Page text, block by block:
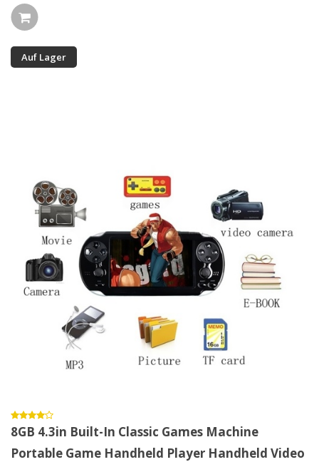
Auf Lager
8GB 4.3in Built-In Classic Games Machine
Portable Game Handheld Player Handheld Video